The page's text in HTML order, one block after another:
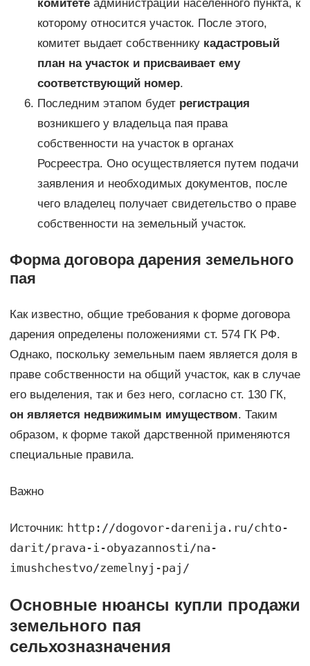
комитетеадминистрации населенного пункта, к
которому относится участок. После этого,
комитет выдает собственнику кадастровый
план на участок и присваивает ему
соответствующий номер.
Последним этапом будет регистрация
возникшего у владельца пая права
собственности на участок в органах
Росреестра. Оно осуществляется путем подачи
заявления и необходимых документов, после
чего владелец получает свидетельство о праве
собственности на земельный участок.
Форма договора дарения земельного
пая
Как известно, общие требования к форме договора
дарения определены положениями ст. 574 ГК РФ.
Однако, поскольку земельным паем является доля в
праве собственности на общий участок, как в случае
его выделения, так и без него, согласно ст. 130 ГК,
он является недвижимым имуществом. Таким
образом, к форме такой дарственной применяются
специальные правила.
Важно
Источник: http://dogovor-darenija.ru/chto-
darit/prava-i-obyazannosti/na-
imushchestvo/zemelnyj-paj/
Основные нюансы купли продажи
земельного пая
сельхозназначения